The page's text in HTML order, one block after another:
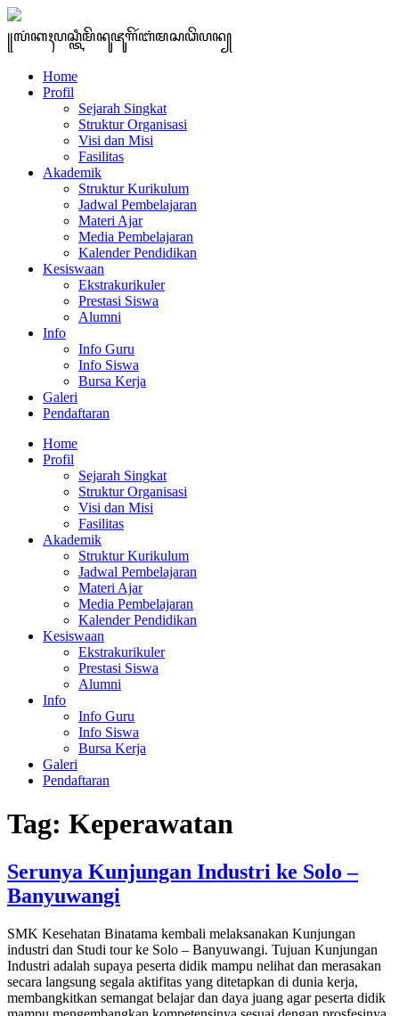
꧋ꦭꦁꦏꦃꦥꦱ꧀ꦠꦶꦩꦼꦤꦸꦗꦸꦒꦼꦂꦧꦁꦩꦱꦣꦼꦥꦤ꧀
Home
Profil
Sejarah Singkat
Struktur Organisasi
Visi dan Misi
Fasilitas
Akademik
Struktur Kurikulum
Jadwal Pembelajaran
Materi Ajar
Media Pembelajaran
Kalender Pendidikan
Kesiswaan
Ekstrakurikuler
Prestasi Siswa
Alumni
Info
Info Guru
Info Siswa
Bursa Kerja
Galeri
Pendaftaran
Home
Profil
Sejarah Singkat
Struktur Organisasi
Visi dan Misi
Fasilitas
Akademik
Struktur Kurikulum
Jadwal Pembelajaran
Materi Ajar
Media Pembelajaran
Kalender Pendidikan
Kesiswaan
Ekstrakurikuler
Prestasi Siswa
Alumni
Info
Info Guru
Info Siswa
Bursa Kerja
Galeri
Pendaftaran
Tag: Keperawatan
Serunya Kunjungan Industri ke Solo –
Banyuwangi
SMK Kesehatan Binatama kembali melaksanakan Kunjungan
industri dan Studi tour ke Solo – Banyuwangi. Tujuan Kunjungan
Industri adalah supaya peserta didik mampu nelihat dan merasakan
secara langsung segala aktifitas yang ditetapkan di dunia kerja,
membangkitkan semangat belajar dan daya juang agar peserta didik